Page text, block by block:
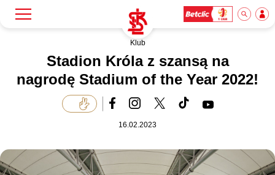
Klub
Stadion Króla z szansą na
nagrodę Stadium of the Year 2022!
16.02.2023